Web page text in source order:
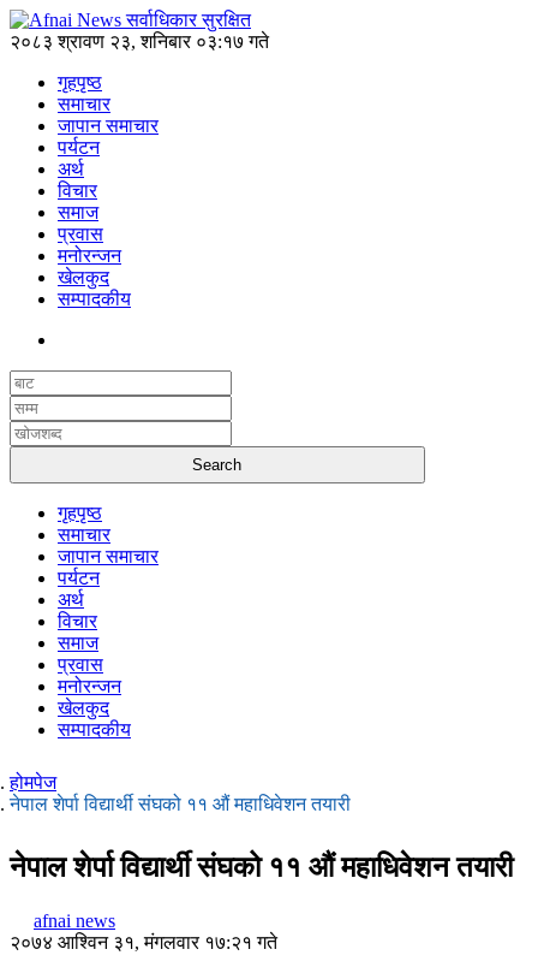
२०८३ श्रावण २३, शनिबार ०३:१७ गते
गृहपृष्ठ
समाचार
जापान समाचार
पर्यटन
अर्थ
विचार
समाज
प्रवास
मनोरन्जन
खेलकुद
सम्पादकीय
गृहपृष्ठ
समाचार
जापान समाचार
पर्यटन
अर्थ
विचार
समाज
प्रवास
मनोरन्जन
खेलकुद
सम्पादकीय
होमपेज
नेपाल शेर्पा विद्यार्थी संघको ११ औं महाधिवेशन तयारी
नेपाल शेर्पा विद्यार्थी संघको ११ औं महाधिवेशन तयारी
afnai news
२०७४ आश्विन ३१, मंगलवार १७:२१ गते